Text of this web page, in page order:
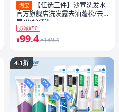
淘宝
【任选三件】沙宣洗发水
官方旗舰店洗发露去油蓬松/去
屑/修护任选
券减¥50
¥99.4 ¥149.4
4.1折